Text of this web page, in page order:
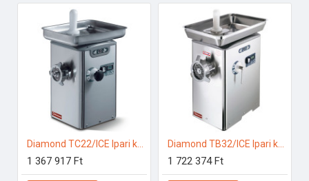
1 367 917 Ft
Diamond TB32/ICE Ipari konyhai előkészítés
1 722 374 Ft